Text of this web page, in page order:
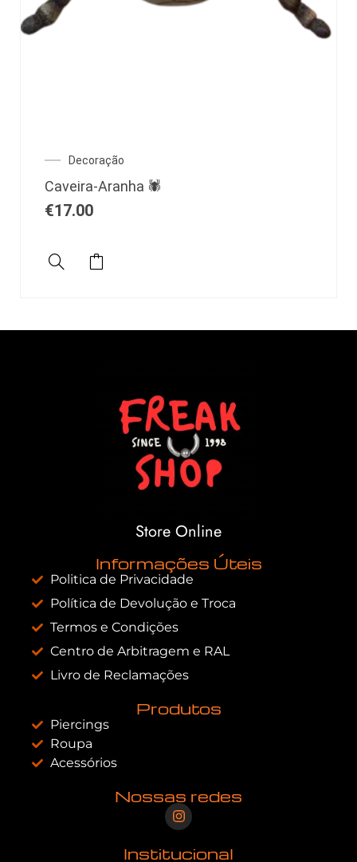
Decoração
Caveira-Aranha 🕷️
€17.00
Store Online
Informações Úteis
Politica de Privacidade
Política de Devolução e Troca
Termos e Condições
Centro de Arbitragem e RAL
Livro de Reclamações
Produtos
Piercings
Roupa
Acessórios
Nossas redes
Institucional